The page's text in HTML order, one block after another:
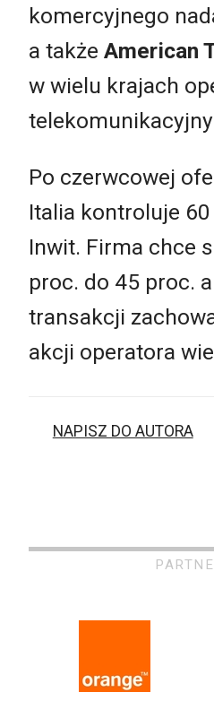
komercyjnego
a także American
w wielu krajach
Po czerwcowej
Italia kontroluje
Inwit. Firma chce
proc. do 45 proc.
transakcji
akcji operatora
NAPISZ DO AUTORA